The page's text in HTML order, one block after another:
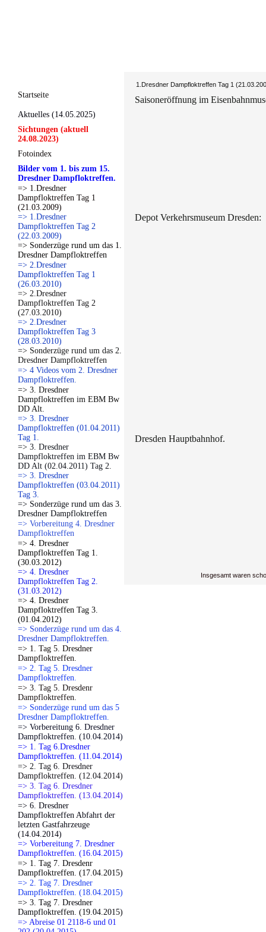
Startseite
Aktuelles (14.05.2025)
Sichtungen (aktuell
24.08.2023)
Fotoindex
Bilder vom 1. bis zum 15.
Dresdner Dampfloktreffen.
=> 1.Dresdner
Dampfloktreffen Tag 1
(21.03.2009)
=> 1.Dresdner
Dampfloktreffen Tag 2
(22.03.2009)
=> Sonderzüge rund um das 1.
Dresdner Dampfloktreffen
=> 2.Dresdner
Dampfloktreffen Tag 1
(26.03.2010)
=> 2.Dresdner
Dampfloktreffen Tag 2
(27.03.2010)
=> 2.Dresdner
Dampfloktreffen Tag 3
(28.03.2010)
=> Sonderzüge rund um das 2.
Dresdner Dampfloktreffen
=> 4 Videos vom 2. Dresdner
Dampfloktreffen.
=> 3. Dresdner
Dampfloktreffen im EBM Bw
DD Alt.
=> 3. Dresdner
Dampfloktreffen (01.04.2011)
Tag 1.
=> 3. Dresdner
Dampfloktreffen im EBM Bw
DD Alt (02.04.2011) Tag 2.
=> 3. Dresdner
Dampfloktreffen (03.04.2011)
Tag 3.
=> Sonderzüge rund um das 3.
Dresdner Dampfloktreffen
=> Vorbereitung 4. Dresdner
Dampfloktreffen
=> 4. Dresdner
Dampfloktreffen Tag 1.
(30.03.2012)
=> 4. Dresdner
Dampfloktreffen Tag 2.
(31.03.2012)
=> 4. Dresdner
Dampfloktreffen Tag 3.
(01.04.2012)
=> Sonderzüge rund um das 4.
Dresdner Dampfloktreffen.
=> 1. Tag 5. Dresdner
Dampfloktreffen.
=> 2. Tag 5. Dresdner
Dampfloktreffen.
=> 3. Tag 5. Dresdenr
Dampfloktreffen.
=> Sonderzüge rund um das 5
Dresdner Dampfloktreffen.
=> Vorbereitung 6. Dresdner
Dampfloktreffen. (10.04.2014)
=> 1. Tag 6.Dresdner
Dampfloktreffen. (11.04.2014)
=> 2. Tag 6. Dresdner
Dampfloktreffen. (12.04.2014)
=> 3. Tag 6. Dresdner
Dampfloktreffen. (13.04.2014)
=> 6. Dresdner
Dampfloktreffen Abfahrt der
letzten Gastfahrzeuge
(14.04.2014)
=> Vorbereitung 7. Dresdner
Dampfloktreffen. (16.04.2015)
=> 1. Tag 7. Dresdenr
Dampfloktreffen. (17.04.2015)
=> 2. Tag 7. Dresdner
Dampfloktreffen. (18.04.2015)
=> 3. Tag 7. Dresdner
Dampfloktreffen. (19.04.2015)
=> Abreise 01 2118-6 und 01
1.Dresdner Dampfloktreffen Tag 1
Saisoneröffnung im
Depot Verkehrsmuseum Dresden:
Dresden Hauptbahnhof.
Insgesamt waren